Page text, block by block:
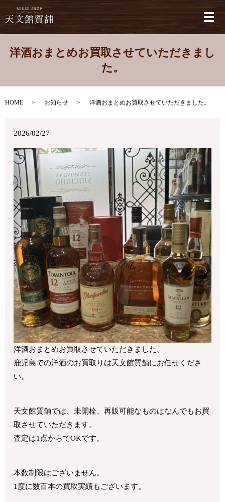
メ
洋酒おまとめお買取させていただきまし
た。
HOME お知らせ 洋酒おまとめお買取させていただきました。
2026/02/27
洋酒おまとめお買取させていただきました。
鹿児島での洋酒のお買取りは天文館質舗にお任せくださ
い。
天文館質舗では、未開栓、再販可能なものはなんでもお買
取させていただきます。
査定は1点からでOKです。
本数制限はございません。
1度に数百本の買取実績もございます。